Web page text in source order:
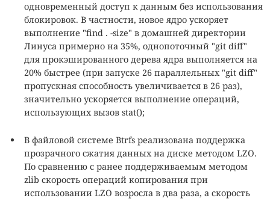
одновременный доступ к данным без использования
блокировок. В частности, новое ядро ускоряет
выполнение "find . -size" в домашней директории
Линуса примерно на 35%, однопоточный "git diff"
для прокэшированного дерева ядра выполняется на
20% быстрее (при запуске 26 параллельных "git diff"
пропускная способность увеличивается в 26 раз),
значительно ускоряется выполнение операций,
использующих вызов stat();
В файловой системе Btrfs реализована поддержка
прозрачного сжатия данных на диске методом LZO.
По сравнению с ранее поддерживаемым методом
zlib скорость операций копирования при
использовании LZO возросла в два раза, а скорость